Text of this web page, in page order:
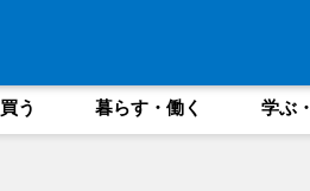
買う 暮らす・働く 学ぶ